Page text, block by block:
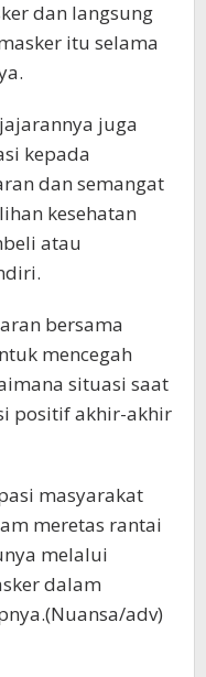
dan langsung
itu selama
juga
kepada
dan semangat
kesehatan
atau
bersama
mencegah
situasi saat
positif akhir-akhir
masyarakat
meretas rantai
melalui
dalam
adv)